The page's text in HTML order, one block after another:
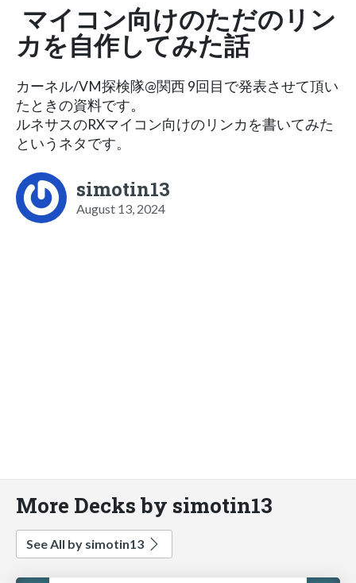
マイコン向けのただのリン
カを自作してみた話
カーネル/VM探検隊@関西 9回目で発表させて頂い
たときの資料です。
ルネサスのRXマイコン向けのリンカを書いてみた
というネタです。
simotin13
August 13, 2024
More Decks by simotin13
See All by simotin13